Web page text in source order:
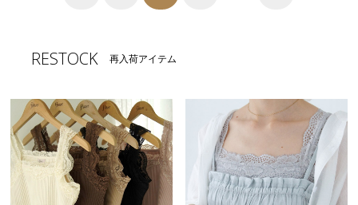
RESTOCK 再入荷アイテム